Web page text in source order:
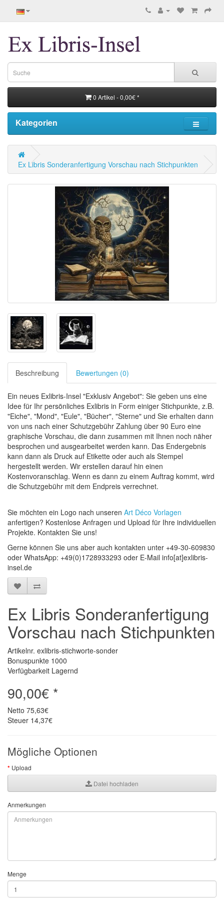
0 Artikel - 0,00€ *
Kategorien
Ex Libris Sonderanfertigung Vorschau nach Stichpunkten
Beschreibung Bewertungen (0)
Ein neues Exlibris-Insel "Exklusiv Angebot": Sie geben uns eine
Idee für Ihr persönliches Exlibris in Form einiger Stichpunkte, z.B.
"Eiche", "Mond", "Eule", "Bücher", "Sterne" und Sie erhalten dann
von uns nach einer Schutzgebühr Zahlung über 90 Euro eine
graphische Vorschau, die dann zusammen mit Ihnen noch näher
besprochen und ausgearbeitet werden kann. Das Endergebnis
kann dann als Druck auf Etikette oder auch als Stempel
hergestellt werden. Wir erstellen darauf hin einen
Kostenvoranschlag. Wenn es dann zu einem Auftrag kommt, wird
die Schutzgebühr mit dem Endpreis verrechnet.
Sie möchten ein Logo nach unseren Art Déco Vorlagen
anfertigen? Kostenlose Anfragen und Upload für Ihre individuellen
Projekte. Kontakten Sie uns!
Gerne können Sie uns aber auch kontakten unter +49-30-609830
oder WhatsApp: +49(0)1728933293 oder E-Mail info[at]exlibris-
insel.de
Ex Libris Sonderanfertigung
Vorschau nach Stichpunkten
Artikelnr. exlibris-stichworte-sonder
Bonuspunkte 1000
Verfügbarkeit Lagernd
90,00€ *
Netto 75,63€
Steuer 14,37€
Mögliche Optionen
Upload
Datei hochladen
Anmerkungen
Menge